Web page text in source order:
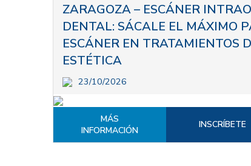
ZARAGOZA – ESCÁNER
DENTAL: SÁCALE EL MÁXIMO
ESCÁNER EN TRATAMIENTOS
ESTÉTICA
23/10/2026
MÁS
INFORMACIÓN
INSCRÍBETE